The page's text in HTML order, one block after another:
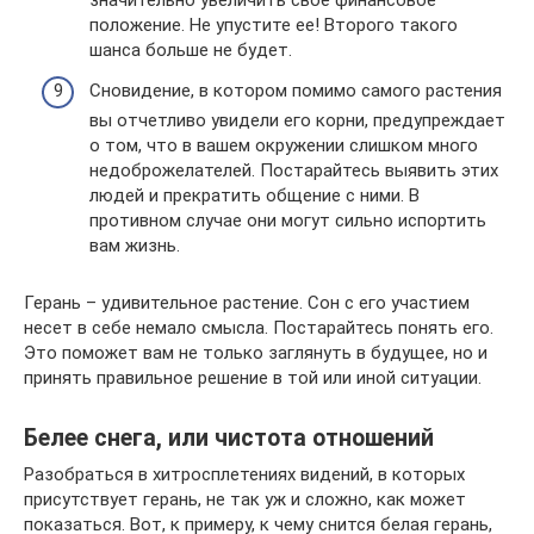
положение. Не упустите ее! Второго такого
шанса больше не будет.
Сновидение, в котором помимо самого растения
вы отчетливо увидели его корни, предупреждает
о том, что в вашем окружении слишком много
недоброжелателей. Постарайтесь выявить этих
людей и прекратить общение с ними. В
противном случае они могут сильно испортить
вам жизнь.
Герань – удивительное растение. Сон с его участием
несет в себе немало смысла. Постарайтесь понять его.
Это поможет вам не только заглянуть в будущее, но и
принять правильное решение в той или иной ситуации.
Белее снега, или чистота отношений
Разобраться в хитросплетениях видений, в которых
присутствует герань, не так уж и сложно, как может
показаться. Вот, к примеру, к чему снится белая герань,